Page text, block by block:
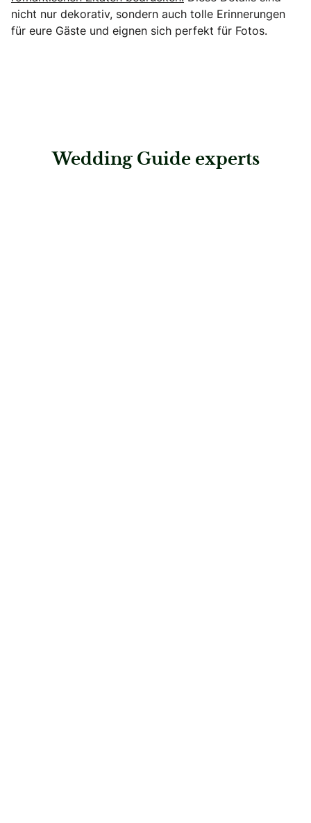
nicht nur dekorativ, sondern auch tolle Erinnerungen
für eure Gäste und eignen sich perfekt für Fotos.
Wedding Guide experts